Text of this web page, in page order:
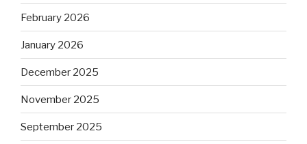
February 2026
January 2026
December 2025
November 2025
September 2025